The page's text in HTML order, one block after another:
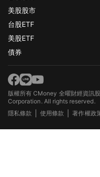
美股股市
台股ETF
美股ETF
債券
版權所有 CMoney 全曜財經資
Corporation. All rights reserved.
隱私條款
使用條款 著作權政